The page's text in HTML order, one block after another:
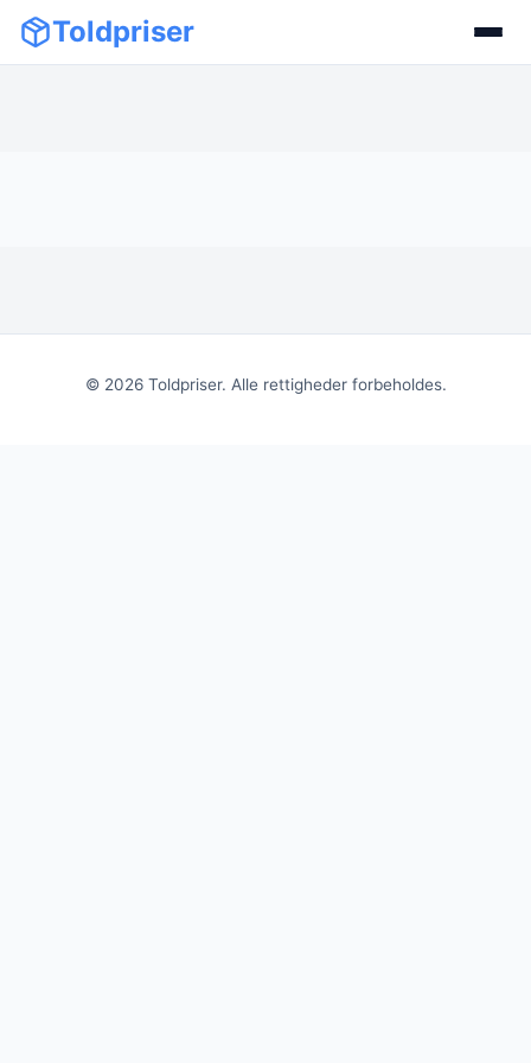
Toldpriser
© 2026Toldpriser. Alle rettigheder forbeholdes.